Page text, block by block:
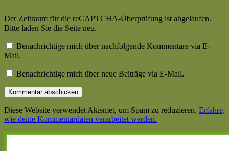
Der Zeitraum für die reCAPTCHA-Überprüfung ist abgelaufen.
Bitte laden Sie die Seite neu.
Benachrichtige mich über nachfolgende Kommentare via E-
Mail.
Benachrichtige mich über neue Beiträge via E-Mail.
Diese Website verwendet Akismet, um Spam zu reduzieren. Erfahre,
wie deine Kommentardaten verarbeitet werden.
Haupt-